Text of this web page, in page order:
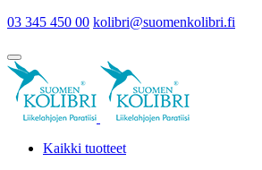
03 345 450 00 kolibri@suomenkolibri.fi
Kaikki tuotteet